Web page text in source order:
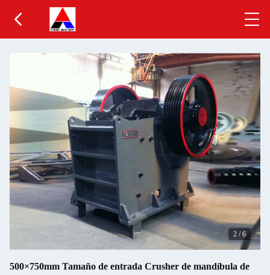
2 /6
500×750mm Tamaño de entrada Crusher de mandíbula de